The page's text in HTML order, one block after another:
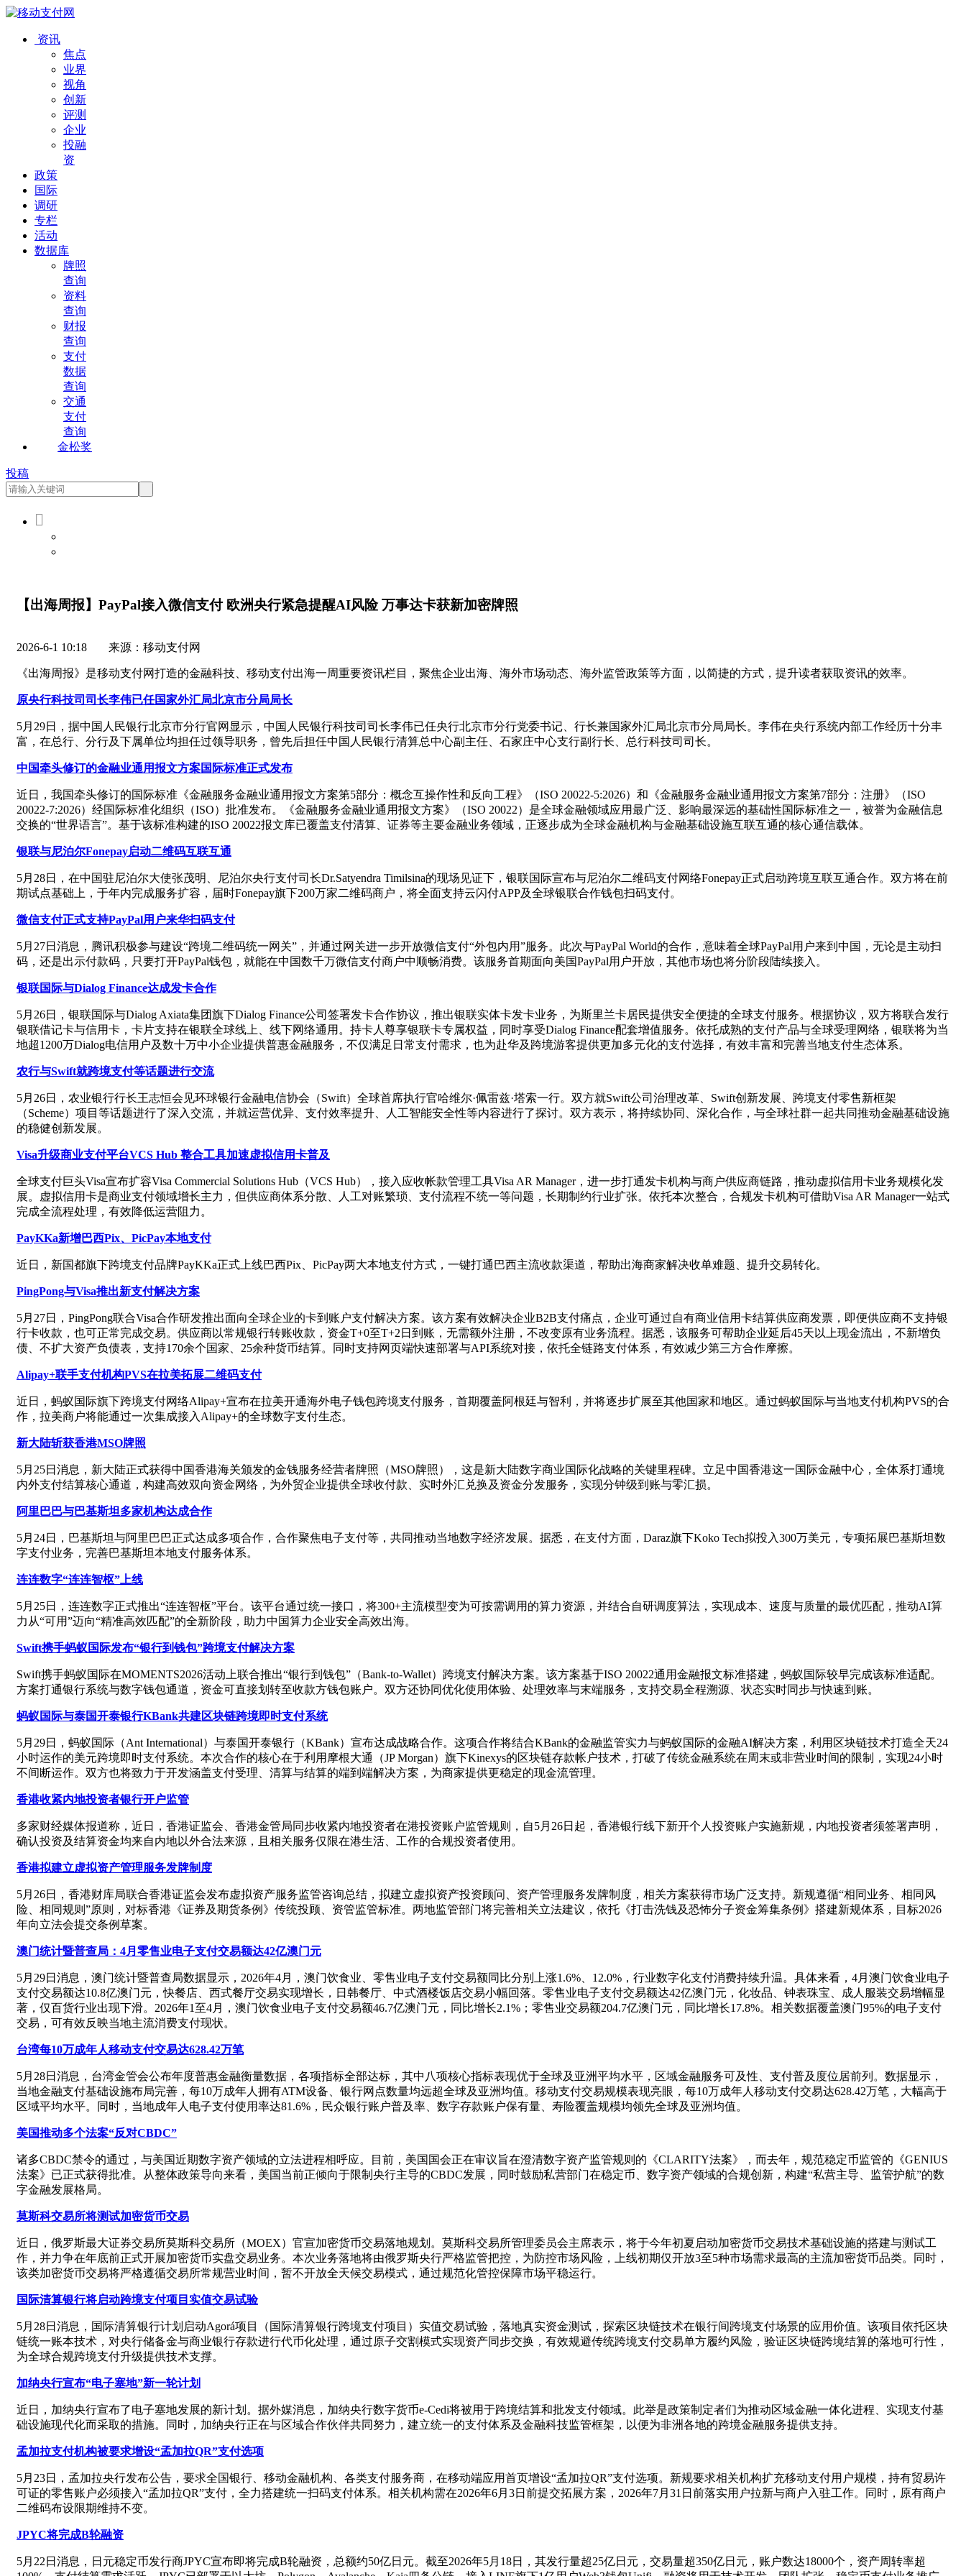
资讯
焦点
业界
视角
创新
评测
企业
投融
资
政策
国际
调研
专栏
活动
数据库
牌照
查询
资料
查询
财报
查询
支付
数据
查询
交通
支付
查询
金松奖
投稿

【出海周报】PayPal接入微信支付 欧洲央行紧急提醒AI风险 万事达卡获新加密牌照
2026-6-1 10:18 来源：移动支付网
《出海周报》是移动支付网打造的金融科技、移动支付出海一周重要资讯栏目，聚焦企业出海、海外市场动态、海外监管政策等方面，以简捷的方式，提升读者获取资讯的效率。
原央行科技司司长李伟已任国家外汇局北京市分局局长
5月29日，据中国人民银行北京市分行官网显示，中国人民银行科技司司长李伟已任央行北京市分行党委书记、行长兼国家外汇局北京市分局局长。李伟在央行系统内部工作经历十分丰
富，在总行、分行及下属单位均担任过领导职务，曾先后担任中国人民银行清算总中心副主任、石家庄中心支行副行长、总行科技司司长。
中国牵头修订的金融业通用报文方案国际标准正式发布
近日，我国牵头修订的国际标准《金融服务金融业通用报文方案第5部分：概念互操作性和反向工程》（ISO 20022-5:2026）和《金融服务金融业通用报文方案第7部分：注册》（ISO
20022-7:2026）经国际标准化组织（ISO）批准发布。《金融服务金融业通用报文方案》（ISO 20022）是全球金融领域应用最广泛、影响最深远的基础性国际标准之一，被誉为金融信息
交换的“世界语言”。基于该标准构建的ISO 20022报文库已覆盖支付清算、证券等主要金融业务领域，正逐步成为全球金融机构与金融基础设施互联互通的核心通信载体。
银联与尼泊尔Fonepay启动二维码互联互通
5月28日，在中国驻尼泊尔大使张茂明、尼泊尔央行支付司长Dr.Satyendra Timilsina的现场见证下，银联国际宣布与尼泊尔二维码支付网络Fonepay正式启动跨境互联互通合作。双方将在前
期试点基础上，于年内完成服务扩容，届时Fonepay旗下200万家二维码商户，将全面支持云闪付APP及全球银联合作钱包扫码支付。
微信支付正式支持PayPal用户来华扫码支付
5月27日消息，腾讯积极参与建设“跨境二维码统一网关”，并通过网关进一步开放微信支付“外包内用”服务。此次与PayPal World的合作，意味着全球PayPal用户来到中国，无论是主动扫
码，还是出示付款码，只要打开PayPal钱包，就能在中国数千万微信支付商户中顺畅消费。该服务首期面向美国PayPal用户开放，其他市场也将分阶段陆续接入。
银联国际与Dialog Finance达成发卡合作
5月26日，银联国际与Dialog Axiata集团旗下Dialog Finance公司签署发卡合作协议，推出银联实体卡发卡业务，为斯里兰卡居民提供安全便捷的全球支付服务。根据协议，双方将联合发行
银联借记卡与信用卡，卡片支持在银联全球线上、线下网络通用。持卡人尊享银联卡专属权益，同时享受Dialog Finance配套增值服务。依托成熟的支付产品与全球受理网络，银联将为当
地超1200万Dialog电信用户及数十万中小企业提供普惠金融服务，不仅满足日常支付需求，也为赴华及跨境游客提供更加多元化的支付选择，有效丰富和完善当地支付生态体系。
农行与Swift就跨境支付等话题进行交流
5月26日，农业银行行长王志恒会见环球银行金融电信协会（Swift）全球首席执行官哈维尔·佩雷兹·塔索一行。双方就Swift公司治理改革、Swift创新发展、跨境支付零售新框架
（Scheme）项目等话题进行了深入交流，并就运营优异、支付效率提升、人工智能安全性等内容进行了探讨。双方表示，将持续协同、深化合作，与全球社群一起共同推动金融基础设施
的稳健创新发展。
Visa升级商业支付平台VCS Hub 整合工具加速虚拟信用卡普及
全球支付巨头Visa宣布扩容Visa Commercial Solutions Hub（VCS Hub），接入应收帐款管理工具Visa AR Manager，进一步打通发卡机构与商户供应商链路，推动虚拟信用卡业务规模化发
展。虚拟信用卡是商业支付领域增长主力，但供应商体系分散、人工对账繁琐、支付流程不统一等问题，长期制约行业扩张。依托本次整合，合规发卡机构可借助Visa AR Manager一站式
完成全流程处理，有效降低运营阻力。
PayKKa新增巴西Pix、PicPay本地支付
近日，新国都旗下跨境支付品牌PayKKa正式上线巴西Pix、PicPay两大本地支付方式，一键打通巴西主流收款渠道，帮助出海商家解决收单难题、提升交易转化。
PingPong与Visa推出新支付解决方案
5月27日，PingPong联合Visa合作研发推出面向全球企业的卡到账户支付解决方案。该方案有效解决企业B2B支付痛点，企业可通过自有商业信用卡结算供应商发票，即便供应商不支持银
行卡收款，也可正常完成交易。供应商以常规银行转账收款，资金T+0至T+2日到账，无需额外注册，不改变原有业务流程。据悉，该服务可帮助企业延后45天以上现金流出，不新增负
债、不扩大资产负债表，支持170余个国家、25余种货币结算。同时支持网页端快速部署与API系统对接，依托全链路支付体系，有效减少第三方合作摩擦。
Alipay+联手支付机构PVS在拉美拓展二维码支付
近日，蚂蚁国际旗下跨境支付网络Alipay+宣布在拉美开通海外电子钱包跨境支付服务，首期覆盖阿根廷与智利，并将逐步扩展至其他国家和地区。通过蚂蚁国际与当地支付机构PVS的合
作，拉美商户将能通过一次集成接入Alipay+的全球数字支付生态。
新大陆斩获香港MSO牌照
5月25日消息，新大陆正式获得中国香港海关颁发的金钱服务经营者牌照（MSO牌照），这是新大陆数字商业国际化战略的关键里程碑。立足中国香港这一国际金融中心，全体系打通境
内外支付结算核心通道，构建高效双向资金网络，为外贸企业提供全球收付款、实时外汇兑换及资金分发服务，实现分钟级到账与零汇损。
阿里巴巴与巴基斯坦多家机构达成合作
5月24日，巴基斯坦与阿里巴巴正式达成多项合作，合作聚焦电子支付等，共同推动当地数字经济发展。据悉，在支付方面，Daraz旗下Koko Tech拟投入300万美元，专项拓展巴基斯坦数
字支付业务，完善巴基斯坦本地支付服务体系。
连连数字“连连智枢”上线
5月25日，连连数字正式推出“连连智枢”平台。该平台通过统一接口，将300+主流模型变为可按需调用的算力资源，并结合自研调度算法，实现成本、速度与质量的最优匹配，推动AI算
力从“可用”迈向“精准高效匹配”的全新阶段，助力中国算力企业安全高效出海。
Swift携手蚂蚁国际发布“银行到钱包”跨境支付解决方案
Swift携手蚂蚁国际在MOMENTS2026活动上联合推出“银行到钱包”（Bank-to-Wallet）跨境支付解决方案。该方案基于ISO 20022通用金融报文标准搭建，蚂蚁国际较早完成该标准适配。
方案打通银行系统与数字钱包通道，资金可直接划转至收款方钱包账户。双方还协同优化使用体验、处理效率与末端服务，支持交易全程溯源、状态实时同步与快速到账。
蚂蚁国际与泰国开泰银行KBank共建区块链跨境即时支付系统
5月29日，蚂蚁国际（Ant International）与泰国开泰银行（KBank）宣布达成战略合作。这项合作将结合KBank的金融监管实力与蚂蚁国际的金融AI解决方案，利用区块链技术打造全天24
小时运作的美元跨境即时支付系统。本次合作的核心在于利用摩根大通（JP Morgan）旗下Kinexys的区块链存款帐户技术，打破了传统金融系统在周末或非营业时间的限制，实现24小时
不间断运作。双方也将致力于开发涵盖支付受理、清算与结算的端到端解决方案，为商家提供更稳定的现金流管理。
香港收紧内地投资者银行开户监管
多家财经媒体报道称，近日，香港证监会、香港金管局同步收紧内地投资者在港投资账户监管规则，自5月26日起，香港银行线下新开个人投资账户实施新规，内地投资者须签署声明，
确认投资及结算资金均来自内地以外合法来源，且相关服务仅限在港生活、工作的合规投资者使用。
香港拟建立虚拟资产管理服务发牌制度
5月26日，香港财库局联合香港证监会发布虚拟资产服务监管咨询总结，拟建立虚拟资产投资顾问、资产管理服务发牌制度，相关方案获得市场广泛支持。新规遵循“相同业务、相同风
险、相同规则”原则，对标香港《证券及期货条例》传统投顾、资管监管标准。两地监管部门将完善相关立法建议，依托《打击洗钱及恐怖分子资金筹集条例》搭建新规体系，目标2026
年向立法会提交条例草案。
澳门统计暨普查局：4月零售业电子支付交易额达42亿澳门元
5月29日消息，澳门统计暨普查局数据显示，2026年4月，澳门饮食业、零售业电子支付交易额同比分别上涨1.6%、12.0%，行业数字化支付消费持续升温。具体来看，4月澳门饮食业电子
支付交易额达10.8亿澳门元，快餐店、西式餐厅交易实现增长，日韩餐厅、中式酒楼饭店交易小幅回落。零售业电子支付交易额达42亿澳门元，化妆品、钟表珠宝、成人服装交易增幅显
著，仅百货行业出现下滑。2026年1至4月，澳门饮食业电子支付交易额46.7亿澳门元，同比增长2.1%；零售业交易额204.7亿澳门元，同比增长17.8%。相关数据覆盖澳门95%的电子支付
交易，可有效反映当地主流消费支付现状。
台湾每10万成年人移动支付交易达628.42万笔
5月28日消息，台湾金管会公布年度普惠金融衡量数据，各项指标全部达标，其中八项核心指标表现优于全球及亚洲平均水平，区域金融服务可及性、支付普及度位居前列。数据显示，
当地金融支付基础设施布局完善，每10万成年人拥有ATM设备、银行网点数量均远超全球及亚洲均值。移动支付交易规模表现亮眼，每10万成年人移动支付交易达628.42万笔，大幅高于
区域平均水平。同时，当地成年人电子支付使用率达81.6%，民众银行账户普及率、数字存款账户保有量、寿险覆盖规模均领先全球及亚洲均值。
美国推动多个法案“反对CBDC”
诸多CBDC禁令的通过，与美国近期数字资产领域的立法进程相呼应。目前，美国国会正在审议旨在澄清数字资产监管规则的《CLARITY法案》，而去年，规范稳定币监管的《GENIUS
法案》已正式获得批准。从整体政策导向来看，美国当前正倾向于限制央行主导的CBDC发展，同时鼓励私营部门在稳定币、数字资产领域的合规创新，构建“私营主导、监管护航”的数
字金融发展格局。
莫斯科交易所将测试加密货币交易
近日，俄罗斯最大证券交易所莫斯科交易所（MOEX）官宣加密货币交易落地规划。莫斯科交易所管理委员会主席表示，将于今年初夏启动加密货币交易技术基础设施的搭建与测试工
作，并力争在年底前正式开展加密货币实盘交易业务。本次业务落地将由俄罗斯央行严格监管把控，为防控市场风险，上线初期仅开放3至5种市场需求最高的主流加密货币品类。同时，
该类加密货币交易将严格遵循交易所常规营业时间，暂不开放全天候交易模式，通过规范化管控保障市场平稳运行。
国际清算银行将启动跨境支付项目实值交易试验
5月28日消息，国际清算银行计划启动Agorá项目（国际清算银行跨境支付项目）实值交易试验，落地真实资金测试，探索区块链技术在银行间跨境支付场景的应用价值。该项目依托区块
链统一账本技术，对央行储备金与商业银行存款进行代币化处理，通过原子交割模式实现资产同步交换，有效规避传统跨境支付交易单方履约风险，验证区块链跨境结算的落地可行性，
为全球合规跨境支付升级提供技术支撑。
加纳央行宣布“电子塞地”新一轮计划
近日，加纳央行宣布了电子塞地发展的新计划。据外媒消息，加纳央行数字货币e-Cedi将被用于跨境结算和批发支付领域。此举是政策制定者们为推动区域金融一体化进程、实现支付基
础设施现代化而采取的措施。同时，加纳央行正在与区域合作伙伴共同努力，建立统一的支付体系及金融科技监管框架，以便为非洲各地的跨境金融服务提供支持。
孟加拉支付机构被要求增设“孟加拉QR”支付选项
5月23日，孟加拉央行发布公告，要求全国银行、移动金融机构、各类支付服务商，在移动端应用首页增设“孟加拉QR”支付选项。新规要求相关机构扩充移动支付用户规模，持有贸易许
可证的零售账户必须接入“孟加拉QR”支付，全力搭建统一扫码支付体系。相关机构需在2026年6月3日前提交拓展方案，2026年7月31日前落实用户拉新与商户入驻工作。同时，原有商户
二维码布设限期维持不变。
JPYC将完成B轮融资
5月22日消息，日元稳定币发行商JPYC宣布即将完成B轮融资，总额约50亿日元。截至2026年5月18日，其发行量超25亿日元，交易量超350亿日元，账户数达18000个，资产周转率超